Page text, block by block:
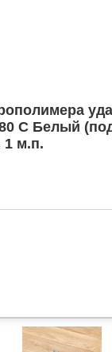
C Белый
1 м.п.